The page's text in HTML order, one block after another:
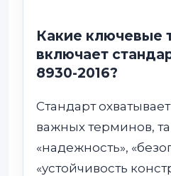
Какие ключевые
включает
8930-2016?
Стандарт
важных терминов,
«надежность»,
«устойчивость